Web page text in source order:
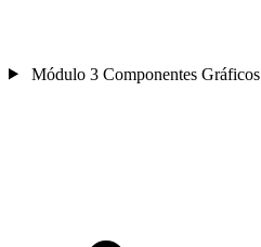
Módulo 3 Componentes Gráficos